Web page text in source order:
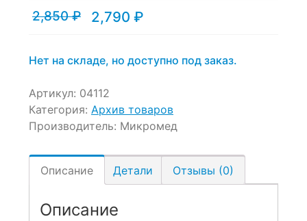
2,850₽
Первоначальная
2,850 ₽.
2,790 ₽
Текущая
Нет на складе, но доступно под заказ.
Артикул: 04112
Категория: Архив товаров
Производитель: Микромед
Описание Детали Отзывы (0)
Описание